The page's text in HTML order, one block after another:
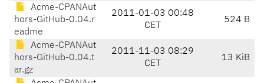
Acme-CPANAut
hors-GitHub-0.04.r
eadme
2011-01-03 00:48
CET
524 B
Acme-CPANAut
hors-GitHub-0.04.t
ar.gz
2011-11-03 08:29
CET
13 KiB